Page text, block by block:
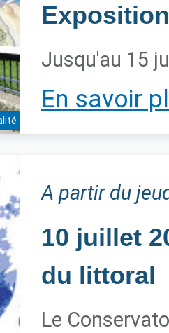
Jusqu'au 15
En savoir
A partir du
10 juillet
du littoral
Le